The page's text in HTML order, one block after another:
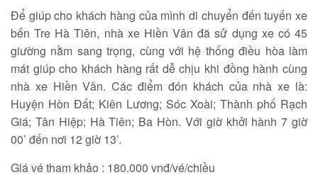
Để giúp cho khách hàng của mình di chuyển đến tuyến xe
bến Tre Hà Tiên, nhà xe Hiền Vân đã sử dụng xe có 45
giường nằm sang trọng, cùng với hệ thống điều hòa làm
mát giúp cho khách hàng rất dễ chịu khi đồng hành cùng
nhà xe Hiền Vân. Các điểm đón khách của nhà xe là:
Huyện Hòn Đất; Kiên Lương; Sóc Xoài; Thành phố Rạch
Giá; Tân Hiệp; Hà Tiên; Ba Hòn. Với giờ khởi hành 7 giờ
00’ đến nơi 12 giờ 13’.
Giá vé tham khảo : 180.000 vnđ/vé/chiều